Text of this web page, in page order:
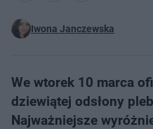
Iwona Janczewska
We wtorek 10 marca
dziewiątej odsłony
Najważniejsze